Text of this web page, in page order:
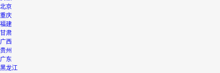
北京
重庆
福建
甘肃
广西
贵州
广东
黑龙江